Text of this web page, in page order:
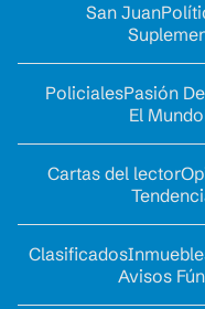
San Juan
PolicialesPasión
El Mundo
Cartas del lector
Clasificados
Avisos